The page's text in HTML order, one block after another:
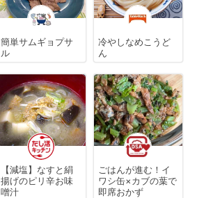
簡単サムギョプサ
ル
冷やしなめこうど
ん
【減塩】なすと絹
揚げのピリ辛お味
噌汁
ごはんが進む！イ
ワシ缶×カブの葉で
即席おかず